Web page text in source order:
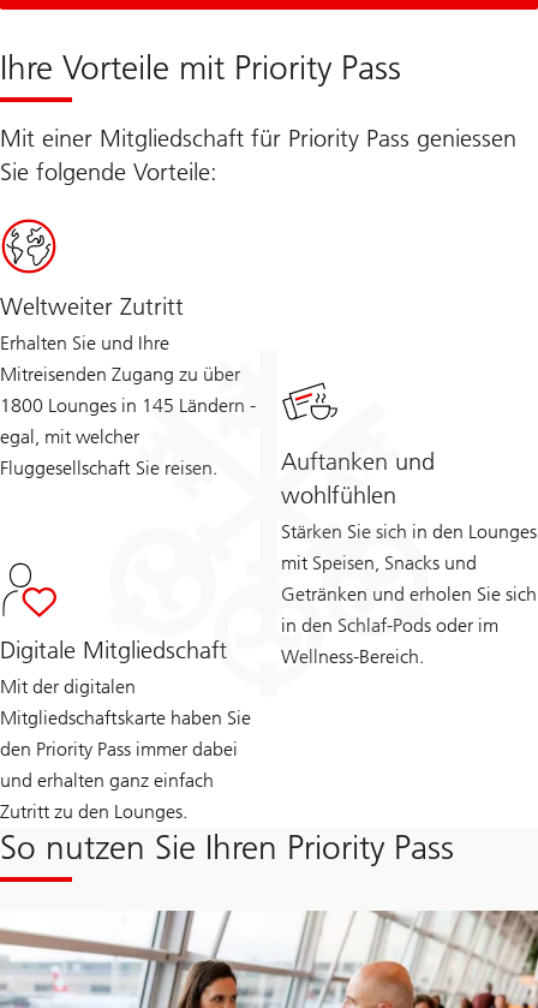
Ihre Vorteile mit Priority Pass
Mit einer Mitgliedschaft für Priority Pass geniessen
Sie folgende Vorteile:
Weltweiter Zutritt
Erhalten Sie und Ihre
Mitreisenden Zugang zu über
1800 Lounges in 145 Ländern -
egal, mit welcher
Fluggesellschaft Sie reisen.
Auftanken und
wohlfühlen
Stärken Sie sich in den Lounges
mit Speisen, Snacks und
Getränken und erholen Sie sich
in den Schlaf-Pods oder im
Wellness-Bereich.
Digitale Mitgliedschaft
Mit der digitalen
Mitgliedschaftskarte haben Sie
den Priority Pass immer dabei
und erhalten ganz einfach
Zutritt zu den Lounges.
So nutzen Sie Ihren Priority Pass